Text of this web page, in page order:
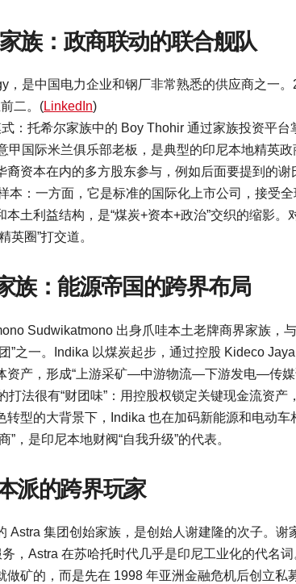
族：政商联动的联合舰队
，是中国电力企业和钢厂非常熟悉的供应商之一
二。(LinkedIn)
：托希尔家族中的 Boy Thohir 通过家族投资平
甲国际米兰俱乐部老板，是典型的印尼本地精英
资本在内的多方股东参与，例如后面要提到的谢
本：一方面，它是标准的国际化上市公司，接受
土利益结构，是“煤炭+资本+政治”交织的缩影。
英圈”打交道。
：能源帝国的跨界布局
Sudwikatmono 出身爪哇本土老牌商界家族，
”之一。Indika 以煤炭起步，通过控股 Kideco
资产，形成“上游采矿—中游物流—下游发电—传媒
打法很有“财团味”：用控股权锁定关键现金流资
型的大背景下，Indika 也在加码新能源和电动车
，是印尼本地财阀“自我升级”的代表。
派的跨界玩家
Astra 集团创始家族，是创始人谢建隆的次子。谢
，Astra 在苏哈托时代几乎是印尼工业化的代名词
矿的，而是先在 1998 年亚洲金融危机后创立私